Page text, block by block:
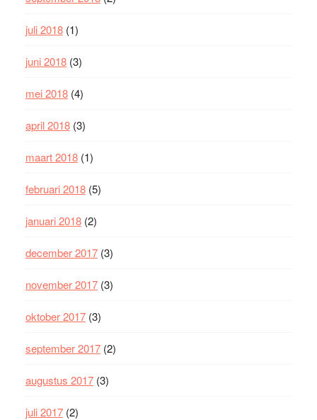
juli 2018(1)
juni 2018(3)
mei 2018(4)
april 2018(3)
maart 2018(1)
februari 2018(5)
januari 2018(2)
december 2017(3)
november 2017(3)
oktober 2017(3)
september 2017(2)
augustus 2017(3)
juli 2017(2)